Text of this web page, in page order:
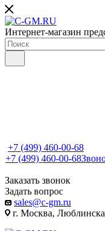
Интернет-магазин
+7 (499) 460-00-68
+7 (499) 460-00-68
Заказать звонок
Задать вопрос
sales@c-gm.ru
г. Москва,